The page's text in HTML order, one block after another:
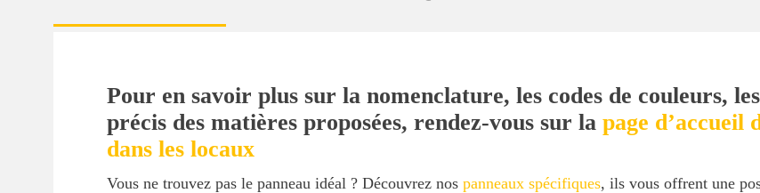
Pour en savoir plus sur la nomenclature, les codes de couleurs,
précis des matières proposées, rendez-vous sur la page d’accueil
dans les locaux
Vous ne trouvez pas le panneau idéal ? Découvrez nos panneaux spécifiques, ils vous offrent une